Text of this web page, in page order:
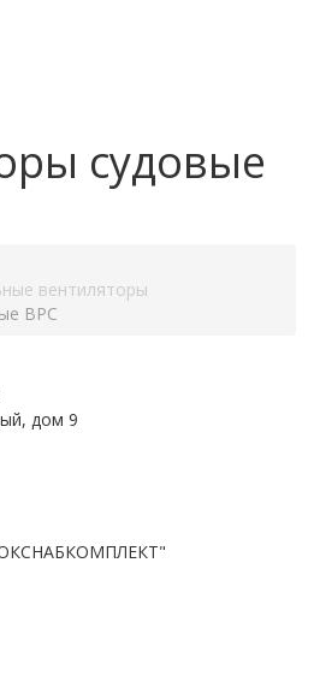
судовые
вентиляторы
ВРС
дом 9